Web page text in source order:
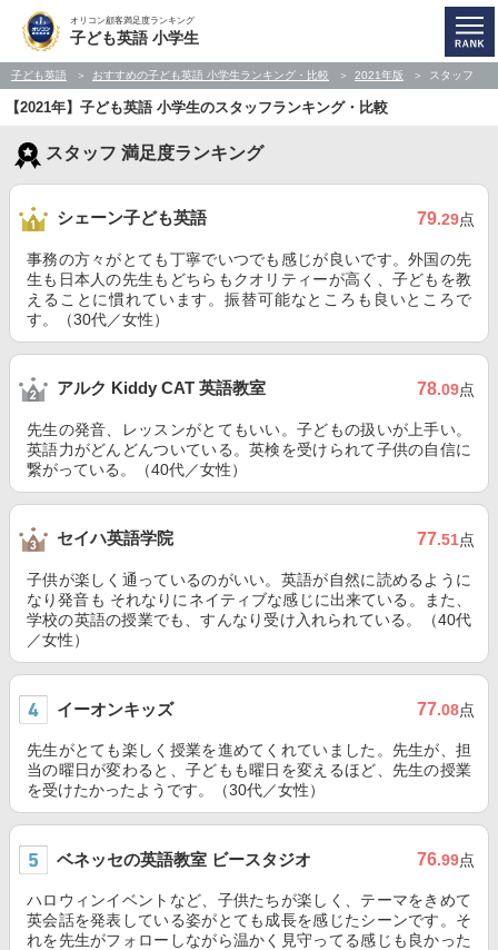
オリコン顧客満足度ランキング
子ども英語 小学生
子ども英語 おすすめの子ども英語 小学生ランキング・比較 2021年版 スタッフ
【2021年】子ども英語 小学生のスタッフランキング・比較
スタッフ 満足度ランキング
シェーン子ども英語 79.29点
事務の方々がとても丁寧でいつでも感じが良いです。外国の先
生も日本人の先生もどちらもクオリティーが高く、子どもを教
えることに慣れています。振替可能なところも良いところで
す。（30代／女性）
アルク Kiddy CAT 英語教室 78.09点
先生の発音、レッスンがとてもいい。子どもの扱いが上手い。
英語力がどんどんついている。英検を受けられて子供の自信に
繋がっている。（40代／女性）
セイハ英語学院 77.51点
子供が楽しく通っているのがいい。英語が自然に読めるように
なり発音も それなりにネイティブな感じに出来ている。また、
学校の英語の授業でも、すんなり受け入れられている。（40代
／女性）
イーオンキッズ 77.08点
先生がとても楽しく授業を進めてくれていました。先生が、担
当の曜日が変わると、子どもも曜日を変えるほど、先生の授業
を受けたかったようです。（30代／女性）
ベネッセの英語教室 ビースタジオ 76.99点
ハロウィンイベントなど、子供たちが楽しく、テーマをきめて
英会話を発表している姿がとても成長を感じたシーンです。そ
れを先生がフォローしながら温かく見守ってる感じも良かった